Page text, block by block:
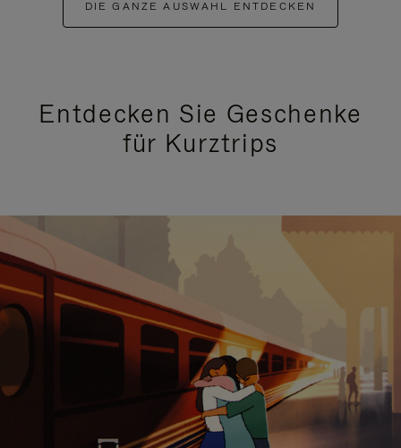
DIE GANZE AUSWAHL ENTDECKEN
Entdecken Sie Geschenke
für Kurztrips